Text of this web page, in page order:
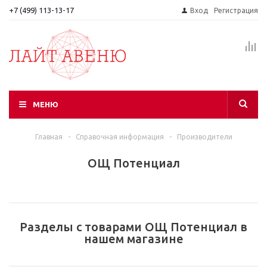
+7 (499) 113-13-17 Вход Регистрация
МЕНЮ
Главная - Справочная информация - Производители
ОЩ Потенциал
Разделы с товарами ОЩ Потенциал в
нашем магазине